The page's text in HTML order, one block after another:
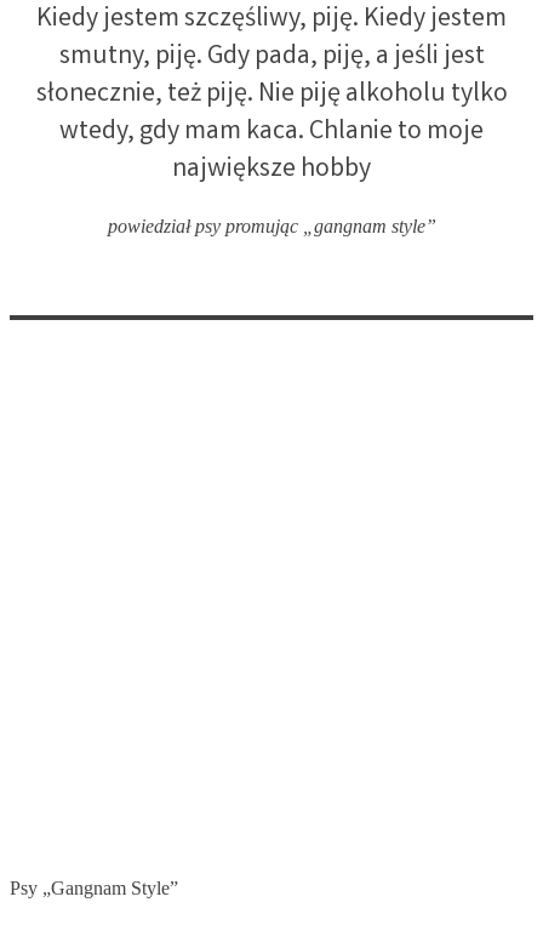
Kiedy jestem szczęśliwy, piję. Kiedy jestem
smutny, piję. Gdy pada, piję, a jeśli jest
słonecznie, też piję. Nie piję alkoholu tylko
wtedy, gdy mam kaca. Chlanie to moje
największe hobby
powiedział psy promując „gangnam style”
Psy „Gangnam Style”